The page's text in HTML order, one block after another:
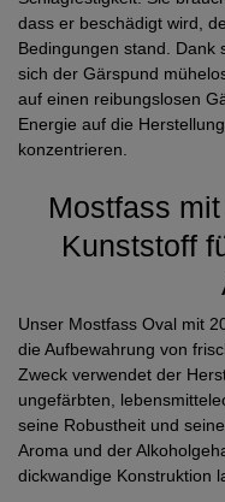
dass er beschädigt wird,
Bedingungen stand. Dank
sich der Gärspund
auf einen reibungslosen
Energie auf die
konzentrieren.
Mostfass
Kunststoff
Unser Mostfass Oval mit
die Aufbewahrung von
Zweck verwendet der
ungefärbten,
seine Robustheit und
Aroma und der
dickwandige Konstruktion